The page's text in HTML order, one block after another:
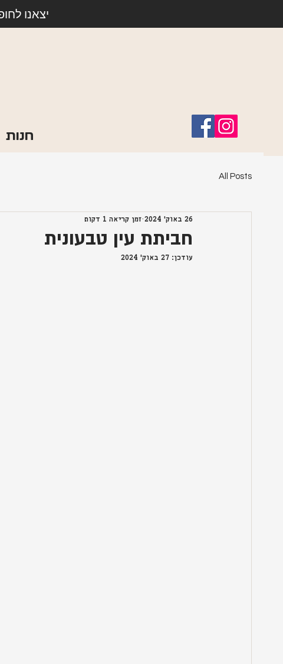
יצאנו
חנות
All Posts
חביתת עין טבעונית
26 באוק׳ 2024 זמן קריאה 1 דקות
עודכן: 27 באוק׳ 2024